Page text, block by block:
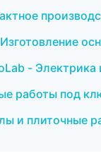
- Электрика
работы под
и плиточные